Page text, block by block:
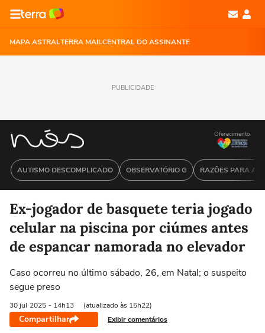
MAPA ASTRALTERRA MAILCENTRAL DO ASSINANTE
PUBLICIDADE
AUTISMO DESCOMPLICADO OBSERVATÓRIO G RAZÕES PARA
Oferecimento
Ex-jogador de basquete teria jogado
celular na piscina por ciúmes antes
de espancar namorada no elevador
Caso ocorreu no último sábado, 26, em Natal; o suspeito
segue preso
30 jul 2025 - 14h13 (atualizado às 15h22)
Compartilhar Exibir comentários